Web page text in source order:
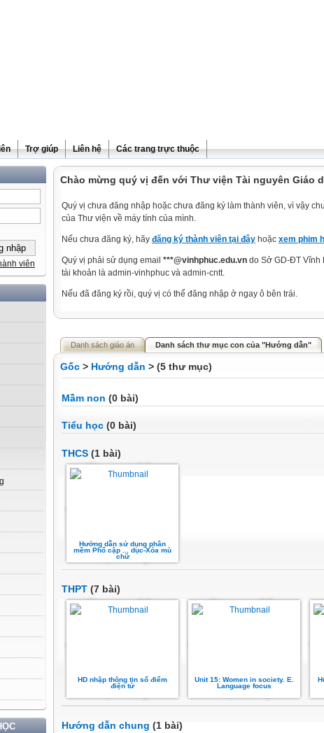
Trợ giúp Liên hệ Các trang trực thuộc
viên
Chào mừng quý vị đến với Thư viện Tài nguyên Giáo
Quý vị chưa đăng nhập hoặc chưa đăng ký làm thành viên, vì vậy
của Thư viện về máy tính của mình.
Nếu chưa đăng ký, hãy đăng ký thành viên tại đây hoặc xem phim
Quý vị phải sử dụng email ***@vinhphuc.edu.vn do Sở GD-ĐT Vĩnh
tài khoản là admin-vinhphuc và admin-cntt.
Nếu đã đăng ký rồi, quý vị có thể đăng nhập ở ngay ô bên trái.
Danh sách giáo án Danh sách thư mục con của "Hướng dẫn"
Gốc > Hướng dẫn > (5 thư mục)
Mầm non (0 bài)
Tiểu học (0 bài)
THCS (1 bài)
Hướng dẫn sử dụng phần
mềm Phổ cập ... dục-Xóa mù
chữ
THPT (7 bài)
HD nhập thông tin sổ điểm
điện tử
Unit 15: Women in society. E.
Language focus
Hướng dẫn chung (1 bài)